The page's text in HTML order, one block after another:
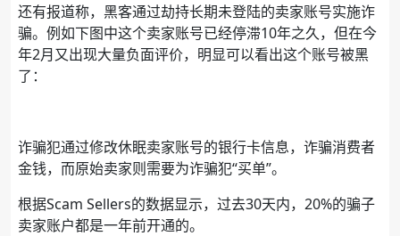
还有报道称，黑客通过劫持长期未登陆的卖家账号实施诈
骗。例如下图中这个卖家账号已经停滞10年之久，但在今
年2月又出现大量负面评价，明显可以看出这个账号被黑
了：
诈骗犯通过修改休眠卖家账号的银行卡信息，诈骗消费者
金钱，而原始卖家则需要为诈骗犯“买单”。
根据Scam Sellers的数据显示，过去30天内，20%的骗子
卖家账户都是一年前开通的。